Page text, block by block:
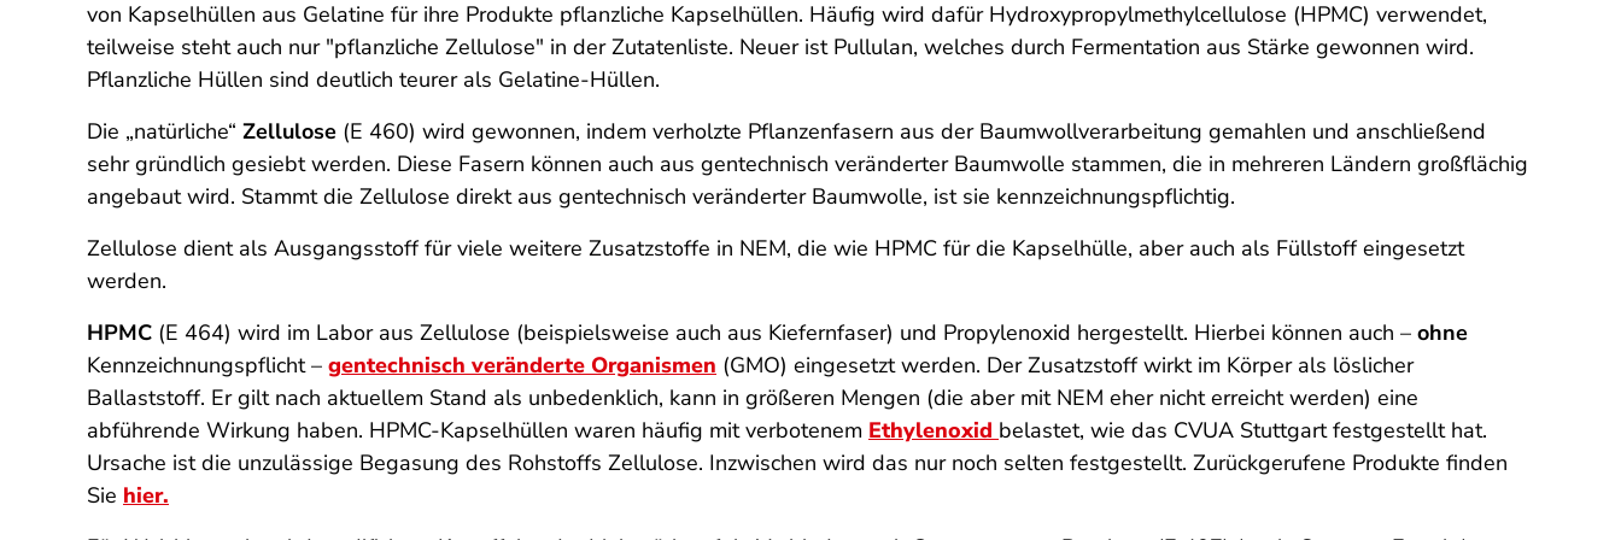
von Kapselhüllen aus Gelatine für ihre Produkte pflanzliche Kapselhüllen. Häufig wird dafür Hydroxypropylmethylcellulose (HPMC) verwendet,
teilweise steht auch nur "pflanzliche Zellulose" in der Zutatenliste. Neuer ist Pullulan, welches durch Fermentation aus Stärke gewonnen wird.
Pflanzliche Hüllen sind deutlich teurer als Gelatine-Hüllen.
Die „natürliche“ Zellulose (E 460) wird gewonnen, indem verholzte Pflanzenfasern aus der Baumwollverarbeitung gemahlen und anschließend
sehr gründlich gesiebt werden. Diese Fasern können auch aus gentechnisch veränderter Baumwolle stammen, die in mehreren Ländern großflächig
angebaut wird. Stammt die Zellulose direkt aus gentechnisch veränderter Baumwolle, ist sie kennzeichnungspflichtig.
Zellulose dient als Ausgangsstoff für viele weitere Zusatzstoffe in NEM, die wie HPMC für die Kapselhülle, aber auch als Füllstoff eingesetzt
werden.
HPMC (E 464) wird im Labor aus Zellulose (beispielsweise auch aus Kiefernfaser) und Propylenoxid hergestellt. Hierbei können auch – ohne
Kennzeichnungspflicht – gentechnisch veränderte Organismen (GMO) eingesetzt werden. Der Zusatzstoff wirkt im Körper als löslicher
Ballaststoff. Er gilt nach aktuellem Stand als unbedenklich, kann in größeren Mengen (die aber mit NEM eher nicht erreicht werden) eine
abführende Wirkung haben. HPMC-Kapselhüllen waren häufig mit verbotenem Ethylenoxid belastet, wie das CVUA Stuttgart festgestellt hat.
Ursache ist die unzulässige Begasung des Rohstoffs Zellulose. Inzwischen wird das nur noch selten festgestellt. Zurückgerufene Produkte finden
Sie hier.